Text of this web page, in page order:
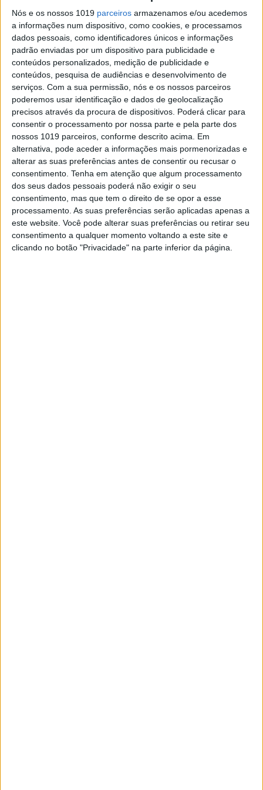
Nós e os nossos 1019 parceiros armazenamos e/ou acedemos
a informações num dispositivo, como cookies, e processamos
dados pessoais, como identificadores únicos e informações
padrão enviadas por um dispositivo para publicidade e
conteúdos personalizados, medição de publicidade e
conteúdos, pesquisa de audiências e desenvolvimento de
serviços. Com a sua permissão, nós e os nossos parceiros
poderemos usar identificação e dados de geolocalização
precisos através da procura de dispositivos. Poderá clicar para
consentir o processamento por nossa parte e pela parte dos
nossos 1019 parceiros, conforme descrito acima. Em
alternativa, pode aceder a informações mais pormenorizadas e
alterar as suas preferências antes de consentir ou recusar o
consentimento. Tenha em atenção que algum processamento
dos seus dados pessoais poderá não exigir o seu
consentimento, mas que tem o direito de se opor a esse
processamento. As suas preferências serão aplicadas apenas a
este website. Você pode alterar suas preferências ou retirar seu
consentimento a qualquer momento voltando a este site e
clicando no botão "Privacidade" na parte inferior da página.
Porto
O ordenado médio, bruto, de um português, é de
€914. A renda de um apartamento de 70 metros
quadrados, em Alfama, custa mais. Mal lá cabem
os filhos, quanto mais a sogra e o periquito. Os
centros das principais cidades nacionais
tornaram-se zonas de luxo para estrangeiro
fruir. Quais são as alternativas? E que novas
zonas estão a começar a emergir nas cidades?